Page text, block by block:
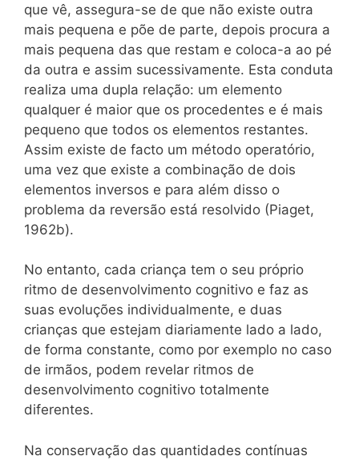
que vê, assegura-se de que não existe outra
mais pequena e põe de parte, depois procura a
mais pequena das que restam e coloca-a ao pé
da outra e assim sucessivamente. Esta conduta
realiza uma dupla relação: um elemento
qualquer é maior que os procedentes e é mais
pequeno que todos os elementos restantes.
Assim existe de facto um método operatório,
uma vez que existe a combinação de dois
elementos inversos e para além disso o
problema da reversão está resolvido (Piaget,
1962b).
No entanto, cada criança tem o seu próprio
ritmo de desenvolvimento cognitivo e faz as
suas evoluções individualmente, e duas
crianças que estejam diariamente lado a lado,
de forma constante, como por exemplo no caso
de irmãos, podem revelar ritmos de
desenvolvimento cognitivo totalmente
diferentes.
Na conservação das quantidades contínuas